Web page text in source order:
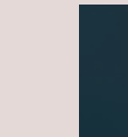
Skip to main content